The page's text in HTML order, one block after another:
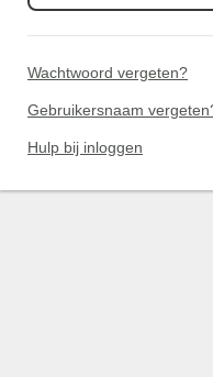
Wachtwoord vergeten?
Gebruikersnaam
Hulp bij inloggen